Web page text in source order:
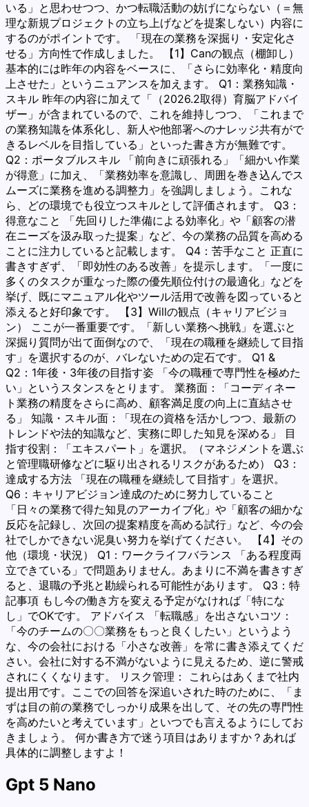
いる」と思わせつつ、かつ転職活動の妨げにならない（＝無
理な新規プロジェクトの立ち上げなどを提案しない）内容に
するのがポイントです。 「現在の業務を深掘り・安定化さ
せる」方向性で作成しました。 【1】Canの観点（棚卸し）
基本的には昨年の内容をベースに、「さらに効率化・精度向
上させた」というニュアンスを加えます。 Q1：業務知識・
スキル 昨年の内容に加えて「（2026.2取得）育脳アドバイ
ザー」が含まれているので、これを維持しつつ、「これまで
の業務知識を体系化し、新人や他部署へのナレッジ共有がで
きるレベルを目指している」といった書き方が無難です。
Q2：ポータブルスキル 「前向きに頑張れる」「細かい作業
が得意」に加え、「業務効率を意識し、周囲を巻き込んでス
ムーズに業務を進める調整力」を強調しましょう。これな
ら、どの環境でも役立つスキルとして評価されます。 Q3：
得意なこと 「先回りした準備による効率化」や「顧客の潜
在ニーズを汲み取った提案」など、今の業務の品質を高める
ことに注力していると記載します。 Q4：苦手なこと 正直に
書きすぎず、「即効性のある改善」を提示します。「一度に
多くのタスクが重なった際の優先順位付けの最適化」などを
挙げ、既にマニュアル化やツール活用で改善を図っていると
添えると好印象です。 【3】Willの観点（キャリアビジョ
ン） ここが一番重要です。「新しい業務へ挑戦」を選ぶと
深掘り質問が出て面倒なので、「現在の職種を継続して目指
す」を選択するのが、バレないための定石です。 Q1 &
Q2：1年後・3年後の目指す姿 「今の職種で専門性を極めた
い」というスタンスをとります。 業務面：「コーディネー
ト業務の精度をさらに高め、顧客満足度の向上に直結させ
る」 知識・スキル面：「現在の資格を活かしつつ、最新の
トレンドや法的知識など、実務に即した知見を深める」 目
指す役割：「エキスパート」を選択。（マネジメントを選ぶ
と管理職研修などに駆り出されるリスクがあるため） Q3：
達成する方法 「現在の職種を継続して目指す」を選択。
Q6：キャリアビジョン達成のために努力していること
「日々の業務で得た知見のアーカイブ化」や「顧客の細かな
反応を記録し、次回の提案精度を高める試行」など、今の会
社でしかできない泥臭い努力を挙げてください。 【4】その
他（環境・状況） Q1：ワークライフバランス 「ある程度両
立できている」で問題ありません。あまりに不満を書きすぎ
ると、退職の予兆と勘繰られる可能性があります。 Q3：特
記事項 もし今の働き方を変える予定がなければ「特にな
し」でOKです。 アドバイス 「転職感」を出さないコツ：
「今のチームの〇〇業務をもっと良くしたい」というよう
な、今の会社における「小さな改善」を常に書き添えてくだ
さい。会社に対する不満がないように見えるため、逆に警戒
されにくくなります。 リスク管理： これらはあくまで社内
提出用です。ここでの回答を深追いされた時のために、「ま
ずは目の前の業務でしっかり成果を出して、その先の専門性
を高めたいと考えています」といつでも言えるようにしてお
きましょう。 何か書き方で迷う項目はありますか？あれば
具体的に調整しますよ！
Gpt 5 Nano